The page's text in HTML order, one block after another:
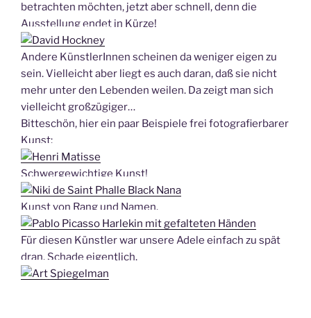
betrachten möchten, jetzt aber schnell, denn die
Ausstellung endet in Kürze!
Andere KünstlerInnen scheinen da weniger eigen zu
sein. Vielleicht aber liegt es auch daran, daß sie nicht
mehr unter den Lebenden weilen. Da zeigt man sich
vielleicht großzügiger…
Bitteschön, hier ein paar Beispiele frei fotografierbarer
Kunst:
Schwergewichtige Kunst!
Kunst von Rang und Namen.
Für diesen Künstler war unsere Adele einfach zu spät
dran. Schade eigentlich.